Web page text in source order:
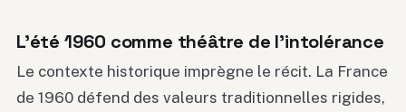
L’été 1960 comme théâtre de l’intolérance
Le contexte historique imprègne le récit. La France
de 1960 défend des valeurs traditionnelles rigides,